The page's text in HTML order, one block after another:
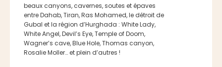
beaux canyons, cavernes, soutes et épaves
entre Dahab, Tiran, Ras Mohamed, le détroit de
Gubal et la région d’Hurghada : White Lady,
White Angel, Devil’s Eye, Temple of Doom,
Wagner’s cave, Blue Hole, Thomas canyon,
Rosalie Moller… et plein d’autres !